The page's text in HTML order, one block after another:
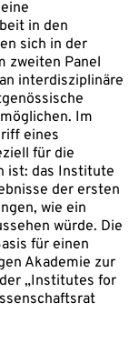
in den
sich in der
zweiten Panel
interdisziplinäre
Im
eines
für die
ist: das Institute
der ersten
wie ein
würde. Die
für einen
Akademie zur
„Institutes for